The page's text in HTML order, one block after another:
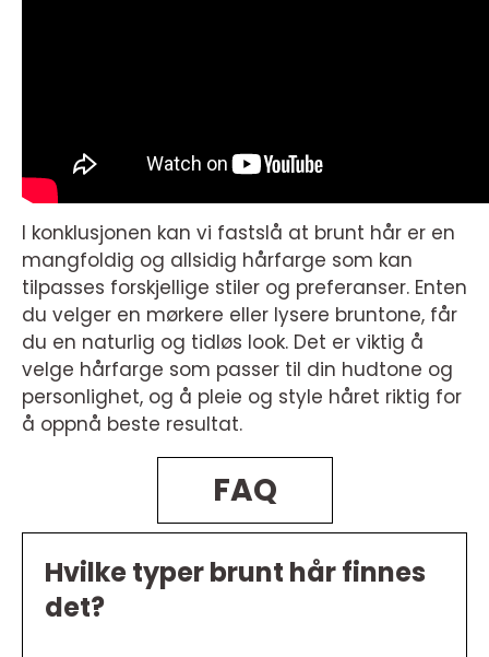
I konklusjonen kan vi fastslå at brunt hår er en
mangfoldig og allsidig hårfarge som kan
tilpasses forskjellige stiler og preferanser. Enten
du velger en mørkere eller lysere bruntone, får
du en naturlig og tidløs look. Det er viktig å
velge hårfarge som passer til din hudtone og
personlighet, og å pleie og style håret riktig for
å oppnå beste resultat.
FAQ
Hvilke typer brunt hår finnes
det?